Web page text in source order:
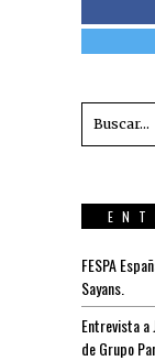
FESPA
Sayans.
Entrevista a
de Grupo